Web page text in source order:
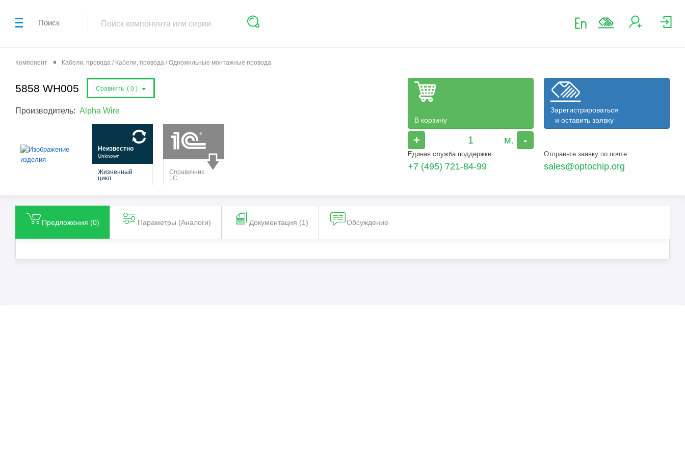
Поиск
Компонент Кабели, провода / Кабели, провода / Одножильные монтажные провода
5858 WH005 Сравнить ( 0 )
Производитель: Alpha Wire
В корзину
+ -
Зарегистрироваться
и оставить заявку
Единая служба поддержки:
+7 (495) 721-84-99
Отправьте заявку по почте:
sales@optochip.org
Предложения (0) Параметры (Aналоги) Документация (1) Обсуждение